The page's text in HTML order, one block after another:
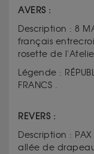
AVERS :
Description : 8
français
rosette de
Légende :
FRANCS .
REVERS :
Description :
allée de